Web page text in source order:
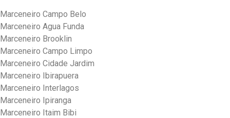
Marceneiro Campo Belo
Marceneiro Agua Funda
Marceneiro Brooklin
Marceneiro Campo Limpo
Marceneiro Cidade Jardim
Marceneiro Ibirapuera
Marceneiro Interlagos
Marceneiro Ipiranga
Marceneiro Itaim Bibi